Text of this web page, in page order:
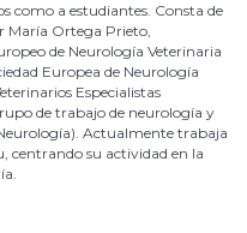
como a estudiantes. Consta de
María Ortega Prieto,
de Neurología Veterinaria
Europea de Neurología
Especialistas
de trabajo de neurología y
Actualmente trabaja
centrando su actividad en la